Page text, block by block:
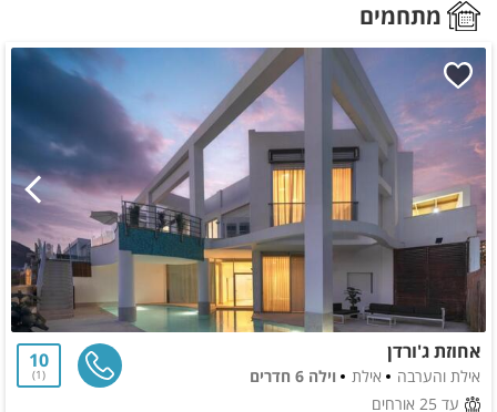
מתחמים
אחוזת ג'ורדן
אילת והערבה אילת
וילה 6 חדרים
עד 25 אורחים
10
1